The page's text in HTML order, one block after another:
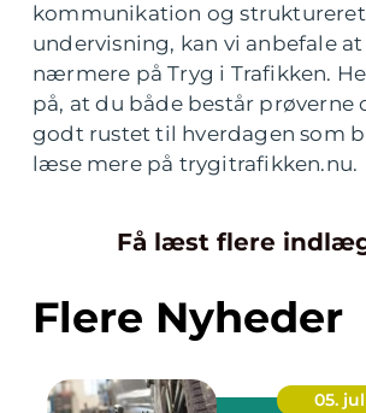
kommunikation og struktureret
undervisning, kan vi anbefale
nærmere på Tryg i Trafikken.
på, at du både består prøverne
godt rustet til hverdagen som
læse mere på trygitrafikken.nu.
Få læst flere
Flere Nyheder
05. jul